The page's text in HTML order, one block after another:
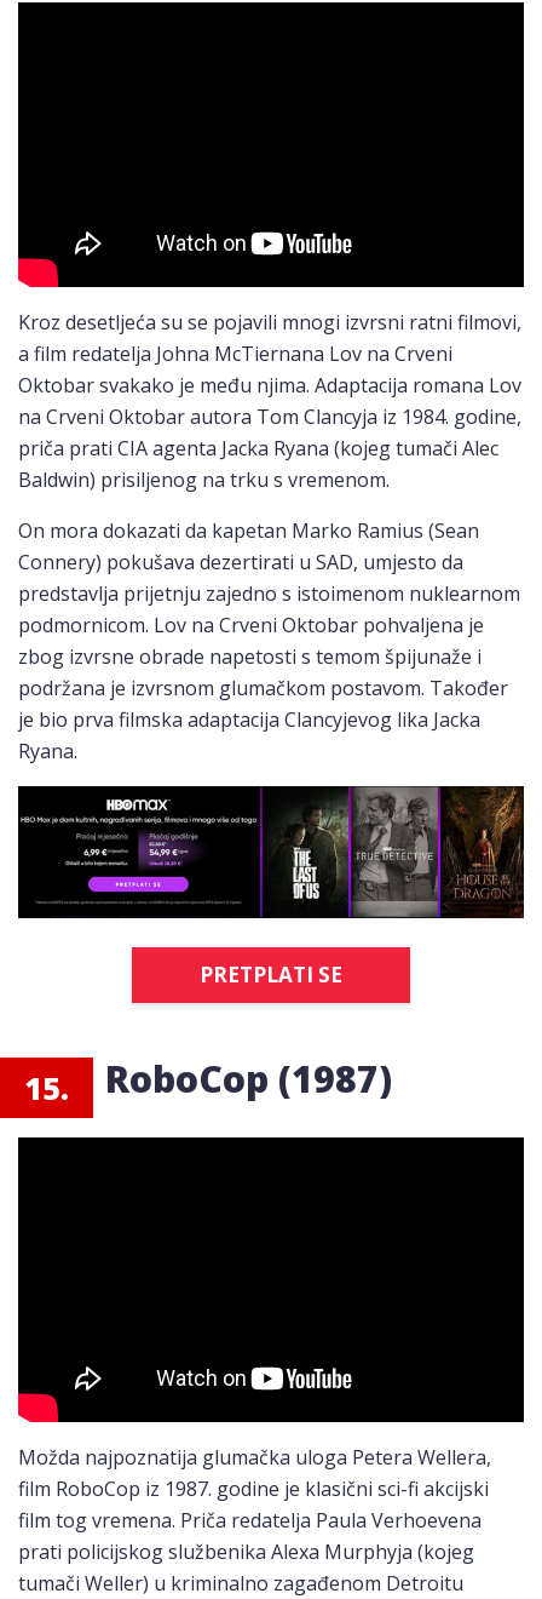
Kroz desetljeća su se pojavili mnogi izvrsni ratni filmovi,
a film redatelja Johna McTiernana Lov na Crveni
Oktobar svakako je među njima. Adaptacija romana Lov
na Crveni Oktobar autora Tom Clancyja iz 1984. godine,
priča prati CIA agenta Jacka Ryana (kojeg tumači Alec
Baldwin) prisiljenog na trku s vremenom.
On mora dokazati da kapetan Marko Ramius (Sean
Connery) pokušava dezertirati u SAD, umjesto da
predstavlja prijetnju zajedno s istoimenom nuklearnom
podmornicom. Lov na Crveni Oktobar pohvaljena je
zbog izvrsne obrade napetosti s temom špijunaže i
podržana je izvrsnom glumačkom postavom. Također
je bio prva filmska adaptacija Clancyjevog lika Jacka
Ryana.
PRETPLATI SE
15. RoboCop (1987)
Možda najpoznatija glumačka uloga Petera Wellera,
film RoboCop iz 1987. godine je klasični sci-fi akcijski
film tog vremena. Priča redatelja Paula Verhoevena
prati policijskog službenika Alexa Murphyja (kojeg
tumači Weller) u kriminalno zagađenom Detroitu